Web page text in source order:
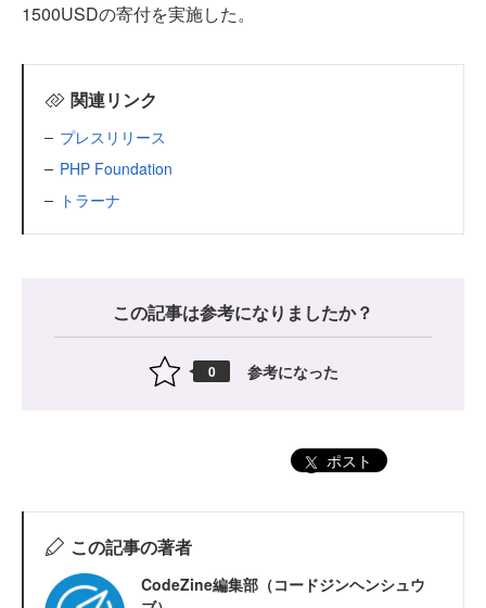
1500USDの寄付を実施した。
関連リンク
プレスリリース
PHP Foundation
トラーナ
この記事は参考になりましたか？
0 参考になった
ポスト
この記事の著者
CodeZine編集部（コードジンヘンシュウ